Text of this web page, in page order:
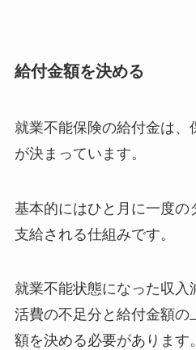
給付金額を決める
就業不能保険の給付金は、
が決まっています。
基本的にはひと月に一度の
支給される仕組みです。
就業不能状態になった収入
活費の不足分と給付金額の
額を決める必要があります。